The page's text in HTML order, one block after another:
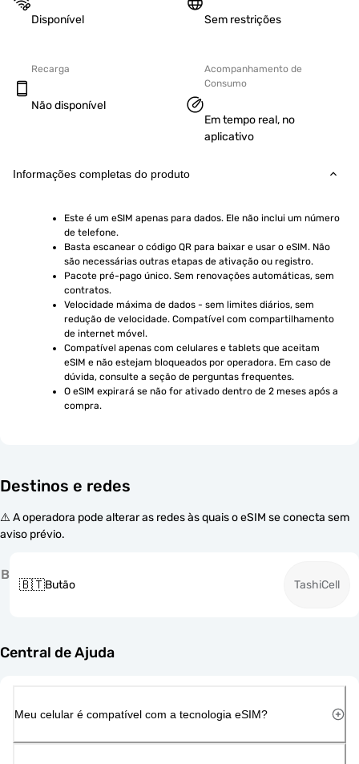
Disponível Sem restrições
Recarga
Não disponível
Acompanhamento de
Consumo
Em tempo real, no
aplicativo
Informações completas do produto
Este é um eSIM apenas para dados. Ele não inclui um número
de telefone.
Basta escanear o código QR para baixar e usar o eSIM. Não
são necessárias outras etapas de ativação ou registro.
Pacote pré-pago único. Sem renovações automáticas, sem
contratos.
Velocidade máxima de dados - sem limites diários, sem
redução de velocidade. Compatível com compartilhamento
de internet móvel.
Compatível apenas com celulares e tablets que aceitam
eSIM e não estejam bloqueados por operadora. Em caso de
dúvida, consulte a seção de perguntas frequentes.
O eSIM expirará se não for ativado dentro de 2 meses após a
compra.
Destinos e redes
⚠️ A operadora pode alterar as redes às quais o eSIM se conecta sem
aviso prévio.
B
🇧🇹Butão TashiCell
Central de Ajuda
Meu celular é compatível com a tecnologia eSIM?